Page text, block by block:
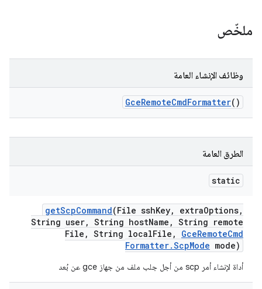
ملخّص
وظائف الإنشاء العامة
GceRemoteCmdFormatter()
الطرق العامة
static
getScpCommand(File sshKey, extraOptions,
String user, String hostName , String remote
File , String localFile , GceRemoteCmd
Formatter.ScpMode mode)
أداة لإنشاء أمر scp من أجل جلب ملف من جهاز gce عن بُعد